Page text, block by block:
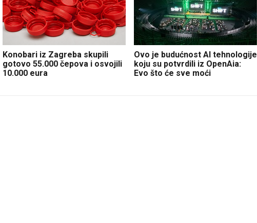
Konobari iz Zagreba skupili
gotovo 55.000 čepova i osvojili
10.000 eura
Ovo je budućnost AI tehnologije
koju su potvrdili iz OpenAia:
Evo što će sve moći